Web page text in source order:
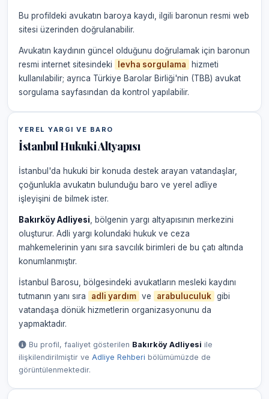
Bu profildeki avukatın baroya kaydı, ilgili baronun resmi web
sitesi üzerinden doğrulanabilir.
Avukatın kaydının güncel olduğunu doğrulamak için baronun
resmi internet sitesindeki
levha sorgulama
hizmeti
kullanılabilir; ayrıca Türkiye Barolar Birliği'nin (TBB) avukat
sorgulama sayfasından da kontrol yapılabilir.
YEREL YARGI VE BARO
İstanbul Hukuki Altyapısı
İstanbul'da hukuki bir konuda destek arayan vatandaşlar,
çoğunlukla avukatın bulunduğu baro ve yerel adliye
işleyişini de bilmek ister.
Bakırköy Adliyesi , bölgenin yargı altyapısının merkezini
oluşturur. Adli yargı kolundaki hukuk ve ceza
mahkemelerinin yanı sıra savcılık birimleri de bu çatı altında
konumlanmıştır.
İstanbul Barosu, bölgesindeki avukatların mesleki kaydını
tutmanın yanı sıra
adli yardım ve arabuluculuk gibi
vatandaşa dönük hizmetlerin organizasyonunu da
yapmaktadır.
Bu profil, faaliyet gösterilen Bakırköy Adliyesi ile
ilişkilendirilmiştir ve Adliye Rehberi bölümümüzde de
görüntülenmektedir.